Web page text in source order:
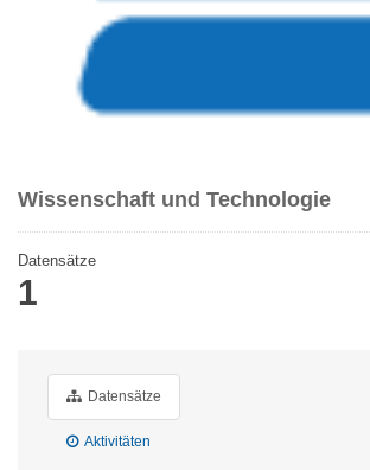
Wissenschaft und Technologie
Datensätze
1
Datensätze
Aktivitäten